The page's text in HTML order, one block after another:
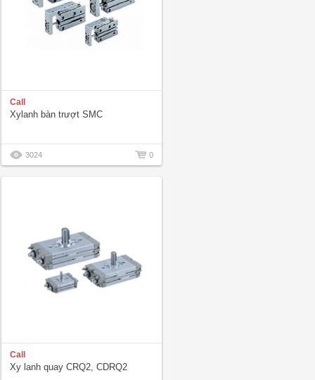
Call
Xylanh bàn trượt SMC
3024 0
Call
Xy lanh quay CRQ2, CDRQ2